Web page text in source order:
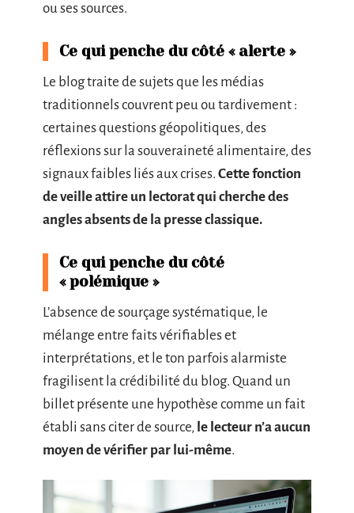
ou ses sources.
Ce qui penche du côté « alerte »
Le blog traite de sujets que les médias
traditionnels couvrent peu ou tardivement :
certaines questions géopolitiques, des
réflexions sur la souveraineté alimentaire, des
signaux faibles liés aux crises. Cette fonction
de veille attire un lectorat qui cherche des
angles absents de la presse classique.
Ce qui penche du côté
« polémique »
L’absence de sourçage systématique, le
mélange entre faits vérifiables et
interprétations, et le ton parfois alarmiste
fragilisent la crédibilité du blog. Quand un
billet présente une hypothèse comme un fait
établi sans citer de source, le lecteur n’a aucun
moyen de vérifier par lui-même.